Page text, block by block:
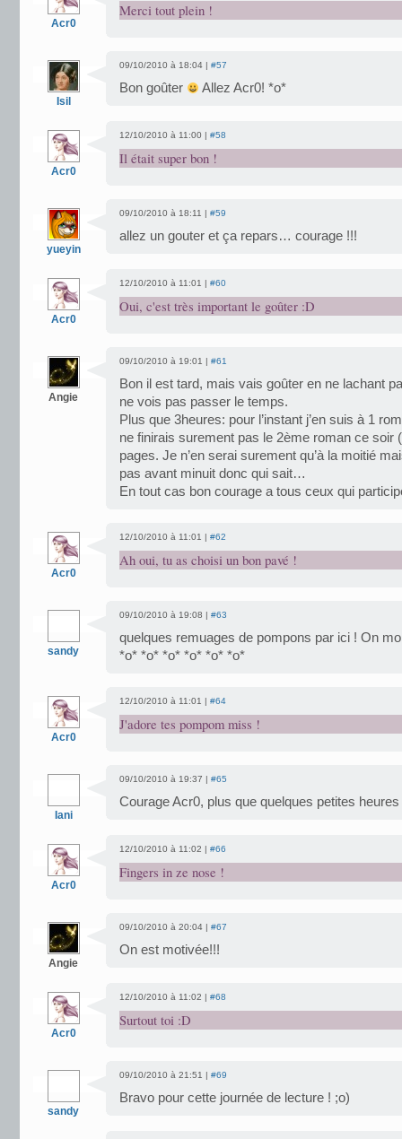
Acr0
Merci tout plein !
Isil
09/10/2010 à 18:04 | #57
Bon goûter Allez Acr0! *o*
Acr0
12/10/2010 à 11:00 | #58
Il était super bon !
yueyin
09/10/2010 à 18:11 | #59
allez un gouter et ça repars… courage !!!
Acr0
12/10/2010 à 11:01 | #60
Oui, c'est très important le goûter :D
Angie
09/10/2010 à 19:01 | #61
Bon il est tard, mais vais goûter en ne lachant
ne vois pas passer le temps.
Plus que 3heures: pour l’instant j’en suis à 1
ne finirais surement pas le 2ème roman ce soir
pages. Je n’en serai surement qu’à la moitié
pas avant minuit donc qui sait…
En tout cas bon courage a tous ceux qui
Acr0
12/10/2010 à 11:01 | #62
Ah oui, tu as choisi un bon pavé !
sandy
09/10/2010 à 19:08 | #63
quelques remuages de pompons par ici ! On
*o* *o* *o* *o* *o* *o*
Acr0
12/10/2010 à 11:01 | #64
J'adore tes pompom miss !
Iani
09/10/2010 à 19:37 | #65
Courage Acr0, plus que quelques petites
Acr0
12/10/2010 à 11:02 | #66
Fingers in ze nose !
Angie
09/10/2010 à 20:04 | #67
On est motivée!!!
Acr0
12/10/2010 à 11:02 | #68
Surtout toi :D
sandy
09/10/2010 à 21:51 | #69
Bravo pour cette journée de lecture ! ;o)